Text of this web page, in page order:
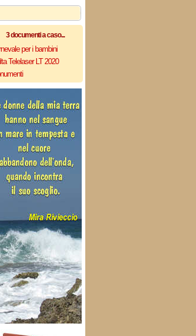
3 documenti a caso...
per i bambini
Telelaser LT 2020